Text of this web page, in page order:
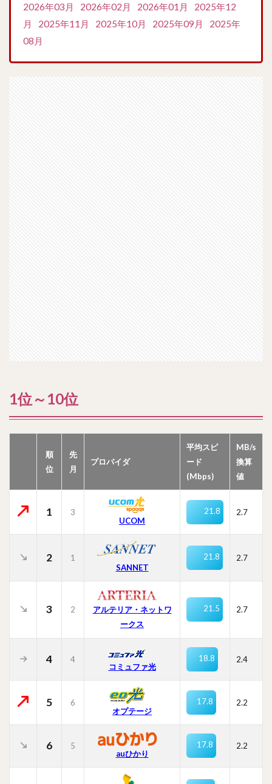
2026年03月 2026年02月 2026年01月
2025年12
月
2025年11月 2025年10月 2025年09月
2025年
08月
1位～10位
順
位
先
月
プロバイダ
平均スピ
ード
(Mbps)
MB/s
換算
値
1
3
UCOM
21.8 2.7
2
1
SANNET
21.8 2.7
3 2
アルテリア・ネットワ
ークス
21.5 2.7
4 4
コミュファ光
18.8 2.4
5
6
オプテージ
17.8 2.2
6
5
auひかり
17.8 2.2